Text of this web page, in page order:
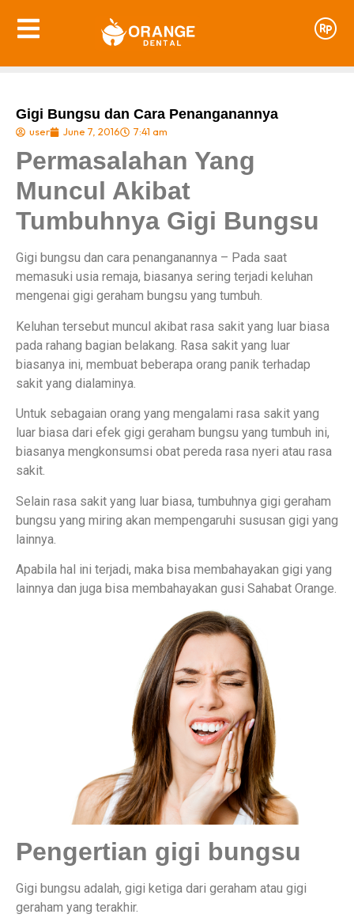
Gigi Bungsu dan Cara Penanganannya
user June 7, 2016 7:41 am
Permasalahan Yang
Muncul Akibat
Tumbuhnya Gigi Bungsu
Gigi bungsu dan cara penanganannya – Pada saat
memasuki usia remaja, biasanya sering terjadi keluhan
mengenai gigi geraham bungsu yang tumbuh.
Keluhan tersebut muncul akibat rasa sakit yang luar biasa
pada rahang bagian belakang. Rasa sakit yang luar
biasanya ini, membuat beberapa orang panik terhadap
sakit yang dialaminya.
Untuk sebagaian orang yang mengalami rasa sakit yang
luar biasa dari efek gigi geraham bungsu yang tumbuh ini,
biasanya mengkonsumsi obat pereda rasa nyeri atau rasa
sakit.
Selain rasa sakit yang luar biasa, tumbuhnya gigi geraham
bungsu yang miring akan mempengaruhi sususan gigi yang
lainnya.
Apabila hal ini terjadi, maka bisa membahayakan gigi yang
lainnya dan juga bisa membahayakan gusi Sahabat Orange.
Pengertian gigi bungsu
Gigi bungsu adalah, gigi ketiga dari geraham atau gigi
geraham yang terakhir.